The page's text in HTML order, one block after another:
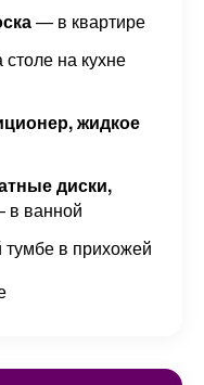
— в квартире
на кухне
жидкое
диски,
ванной
в прихожей